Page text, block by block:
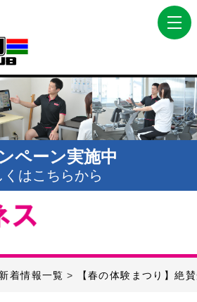
ペーン実施中
くはこちらから
着情報一覧 【春の体験まつり】絶